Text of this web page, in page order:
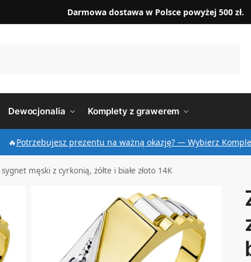
Darmowa dostawa w Polsce powyżej 500 zł.
Dewocjonalia Komplety z grawerem
🔥Potrzebujesz prezentu na ważną okazję? — Wybierz
sygnet męski z cyrkonią, żółte i białe złoto 14K